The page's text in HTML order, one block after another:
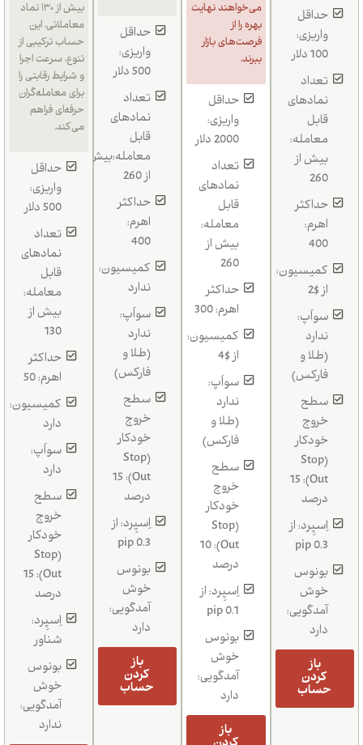
حداقل
واریزی:
100 دلار
تعداد
نمادهای
قابل
معامله:
بیش از
260
حداکثر
اهرم:
400
کمیسیون:
از $2
سواَپ:
ندارد
(طلا و
فارکس)
سطح
خروج
خودکار
(Stop
Out): 15
درصد
اِسپِرد: از
0.3 pip
بونوس
خوش
آمدگویی:
دارد
باز
کردن
حساب
می‌خواهند نهایت
بهره را از
فرصت‌های بازار
ببرند.
حداقل
واریزی:
2000 دلار
تعداد
نمادهای
قابل
معامله:
بیش از
260
حداکثر
اهرم: 300
کمیسیون:
از $4
سواَپ:
ندارد
(طلا و
فارکس)
سطح
خروج
خودکار
(Stop
Out): 10
درصد
اِسپِرد: از
0.1 pip
بونوس
خوش
آمدگویی:
دارد
باز
حداقل
واریزی:
500 دلار
تعداد
نمادهای
قابل
معامله:بیش
از 260
حداکثر
اهرم:
400
کمیسیون:
ندارد
سواَپ:
ندارد
(طلا و
فارکس)
سطح
خروج
خودکار
(Stop
Out): 15
درصد
اِسپِرد: از
0.3 pip
بونوس
خوش
آمدگویی:
دارد
باز
کردن
حساب
بیش از ۱۳۰ نماد
معاملاتی، این
حساب ترکیبی از
تنوع، سرعت اجرا
و شرایط رقابتی را
برای معامله‌گران
حرفه‌ای فراهم
می‌کند.
حداقل
واریزی:
500 دلار
تعداد
نمادهای
قابل
معامله:
بیش از
130
حداکثر
اهرم: 50
کمیسیون:
دارد
سواَپ:
دارد
سطح
خروج
خودکار
(Stop
Out): 15
درصد
اِسپِرد:
شناور
بونوس
خوش
آمدگویی:
ندارد